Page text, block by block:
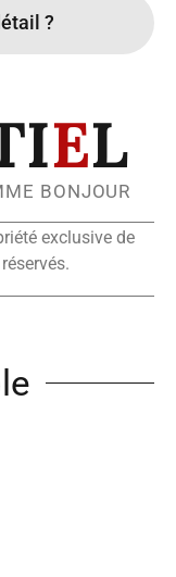
?
EL
BONJOUR
exclusive de